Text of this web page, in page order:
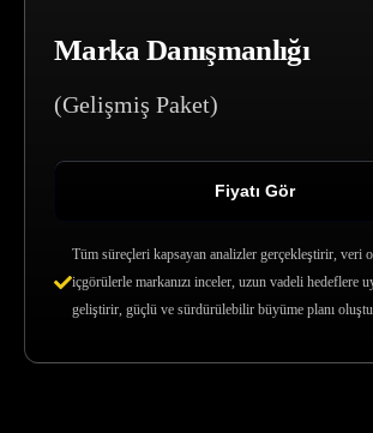
Marka Danışmanlığı
(Gelişmiş Paket)
Fiyatı Gör
Tüm süreçleri kapsayan analizler gerçekleştirir, veri
içgörülerle markanızı inceler, uzun vadeli hedeflere
geliştirir, güçlü ve sürdürülebilir büyüme planı